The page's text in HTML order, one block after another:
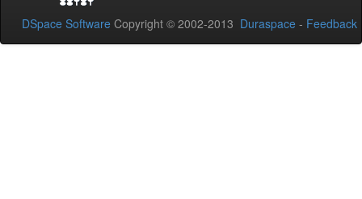
DSpace Software Copyright © 2002-2013 Duraspace - Feedback